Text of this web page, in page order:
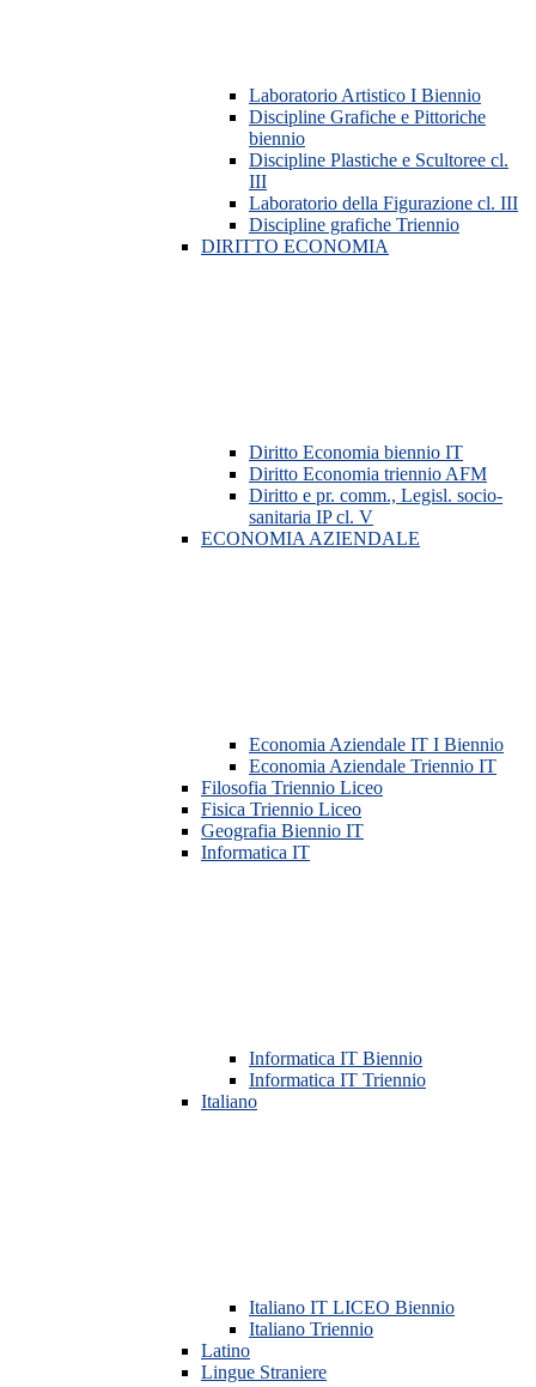
Laboratorio Artistico I Biennio
Discipline Grafiche e Pittoriche
biennio
Discipline Plastiche e Scultoree cl.
III
Laboratorio della Figurazione cl. III
Discipline grafiche Triennio
DIRITTO ECONOMIA
Diritto Economia biennio IT
Diritto Economia triennio AFM
Diritto e pr. comm., Legisl. socio-
sanitaria IP cl. V
ECONOMIA AZIENDALE
Economia Aziendale IT I Biennio
Economia Aziendale Triennio IT
Filosofia Triennio Liceo
Fisica Triennio Liceo
Geografia Biennio IT
Informatica IT
Informatica IT Biennio
Informatica IT Triennio
Italiano
Italiano IT LICEO Biennio
Italiano Triennio
Latino
Lingue Straniere